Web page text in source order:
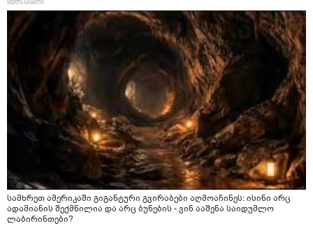
სამხრეთ ამერიკაში გიგანტური გვირაბები აღმოაჩინეს: ისინი არც
ადამიანის შექმნილია და არც ბუნების - ვინ ააშენა საიდუმლო
ლაბირინთები?